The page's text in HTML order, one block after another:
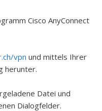
Cisco AnyConnect
vpn und mittels Ihrer
herunter.
Datei und
Dialogfelder.